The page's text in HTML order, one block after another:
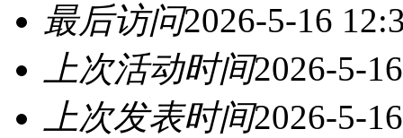
最后访问2026-5-16
上次活动时间2026-5-
上次发表时间2026-5-